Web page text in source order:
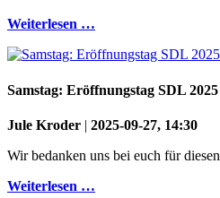
Weiterlesen …
Samstag: Eröffnungstag SDL 2025
Jule Kroder | 2025-09-27, 14:30
Wir bedanken uns bei euch für
Weiterlesen …